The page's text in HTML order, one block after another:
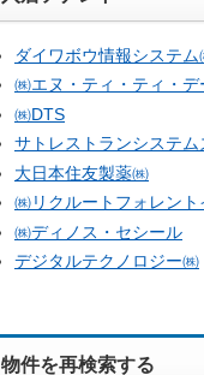
ダイワボウ情報システム
㈱エヌ・ティ・ティ・
㈱DTS
サトレストランシステム
大日本住友製薬㈱
㈱リクルートフォレント
㈱ディノス・セシール
デジタルテクノロジー㈱
物件を再検索する